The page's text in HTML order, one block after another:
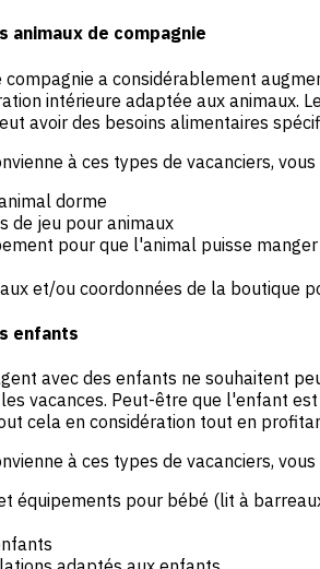
animaux de compagnie
compagnie a considérablement
intérieure adaptée aux animaux.
avoir des besoins alimentaires
à ces types de vacanciers,
dorme
de jeu pour animaux
pour que l'animal puisse manger
et/ou coordonnées de la boutique
enfants
avec des enfants ne souhaitent
vacances. Peut-être que l'enfant
cela en considération tout en
à ces types de vacanciers,
équipements pour bébé (lit à